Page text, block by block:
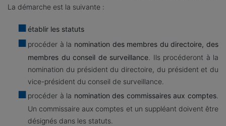
La démarche est la suivante :
établir les statuts
procéder à la nomination des membres du directoire, des
membres du conseil de surveillance . Ils procéderont à la
nomination du président du directoire, du président et du
vice-président du conseil de surveillance.
procéder à la nomination des commissaires aux comptes
Un commissaire aux comptes et un suppléant doivent être
désignés dans les statuts.